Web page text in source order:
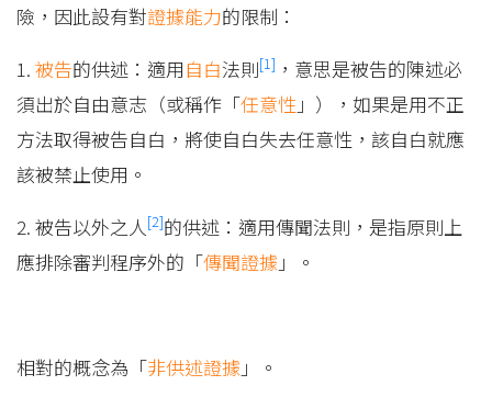
險，因此設有對證據能力的限制：
1. 被告的供述：適用自白法則[1] ，意思是被告的陳述必
須出於自由意志（或稱作「任意性 」），如果是用不正
方法取得被告自白，將使自白失去任意性，該自白就應
該被禁止使用。
2. 被告以外之人 [2]的供述：適用傳聞法則，是指原則上
應排除審判程序外的「傳聞證據 」。
相對的概念為「非供述證據 」。